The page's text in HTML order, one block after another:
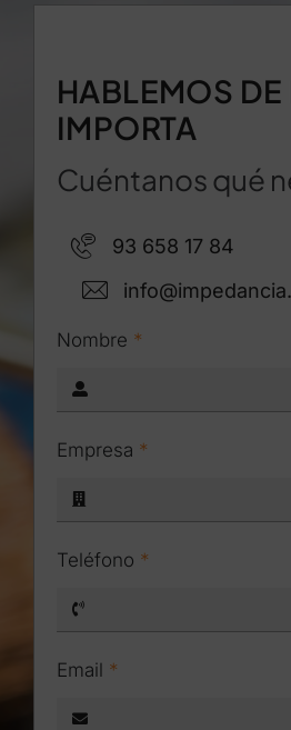
HABLEMOS DE
IMPORTA
Cuéntanos qué
93 658 17 84
Nombre *
Empresa *
Teléfono *
Email *